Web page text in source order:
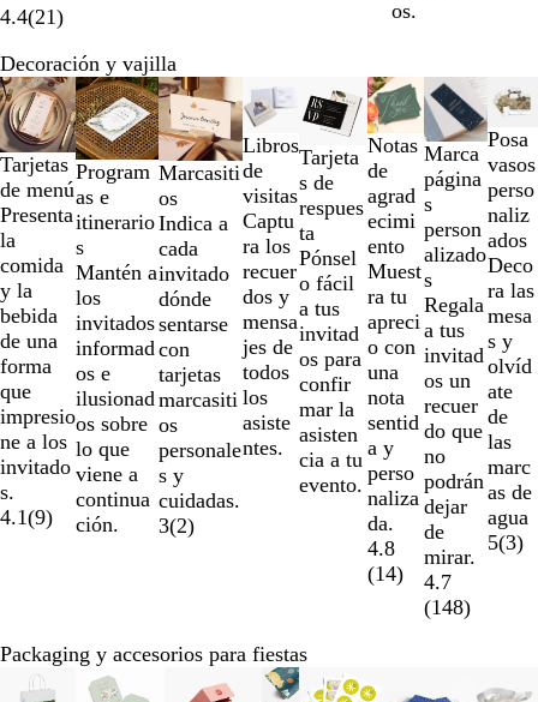
4.4(21)
os.
Decoración y vajilla
Tarjetas
de menú
Presenta
la
comida
y la
bebida
de una
forma
que
impresio
ne a los
invitado
s.
4.1(9)
Program
as e
itinerario
s
Mantén a
los
invitados
informad
os e
ilusionad
os sobre
lo que
viene a
continua
ción.
Marcasiti
os
Indica a
cada
invitado
dónde
sentarse
con
tarjetas
marcasiti
os
personale
s y
cuidadas.
3(2)
Libros
de
visitas
Captu
ra los
recuer
dos y
mensa
jes de
todos
los
asiste
ntes.
Tarjeta
s de
respues
ta
Pónsel
o fácil
a tus
invitad
os para
confir
mar la
asisten
cia a tu
evento.
Notas
de
agrad
ecimi
ento
Muest
ra tu
apreci
o con
una
nota
sentid
a y
perso
naliza
da.
4.8
(14)
Marca
página
s
person
alizado
s
Regala
a tus
invitad
os un
recuer
do que
no
podrán
dejar
de
mirar.
4.7
(148)
Posa
vasos
perso
naliz
ados
Deco
ra las
mesa
s y
olvíd
ate
de
las
marc
as de
agua
5(3)
Diapositivas
de
la
1
a
la
2
de
un
total
de
8
Packaging y accesorios para fiestas
Novedad Opciones nuevas
Diapositivas